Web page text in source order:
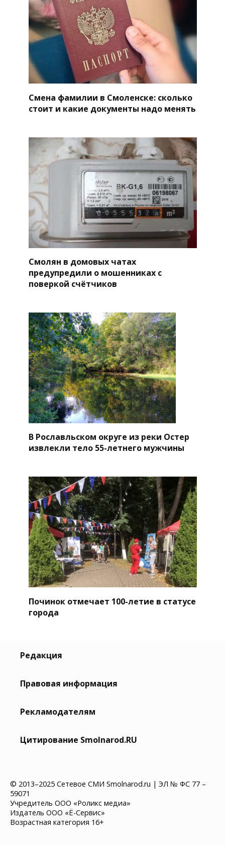
Смена фамилии в Смоленске: сколько
стоит и какие документы надо менять
Смолян в домовых чатах
предупредили о мошенниках с
поверкой счётчиков
В Рославльском округе из реки Остер
извлекли тело 55-летнего мужчины
Починок отмечает 100-летие в статусе
города
Редакция
Правовая информация
Рекламодателям
Цитирование Smolnarod.RU
© 2013–2025 Сетевое СМИ Smolnarod.ru | ЭЛ № ФС 77 –
59071
Учредитель ООО «Роликс медиа»
Издатель ООО «Ё-Сервис»
Возрастная категория 16+